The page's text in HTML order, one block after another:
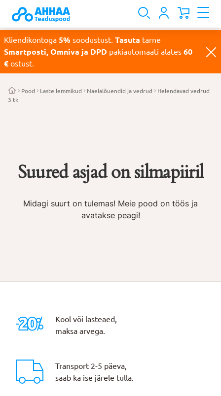
Kliendikontoga 5% soodustust. Tasuta tarne
Smartposti, Omniva ja DPD pakiautomaati alates 60
€ ostust.
Pood Laste lemmikud Naelalõuendid ja vedrud
Helendavad vedrud
3 tk
Suured asjad on silmapiiril
Midagi suurt on tulemas! Meie pood on töös ja
avatakse peagi!
Kool või lasteaed,
maksa arvega.
Transport 2-5 päeva,
saab ka ise järele tulla.